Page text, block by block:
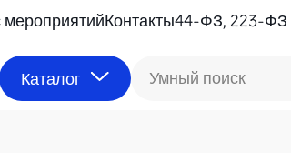
мероприятийКонтакты44-ФЗ, 223-ФЗ
Каталог Умный поиск